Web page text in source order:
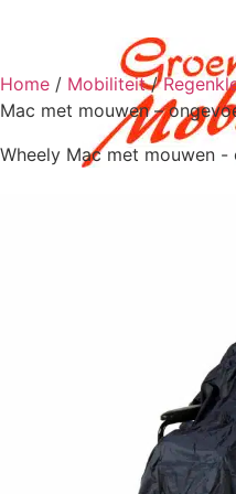
Scootmobiel accessoires
Home / Mobiliteit/
Mac met mouwen –
Wheely Mac met mouwen